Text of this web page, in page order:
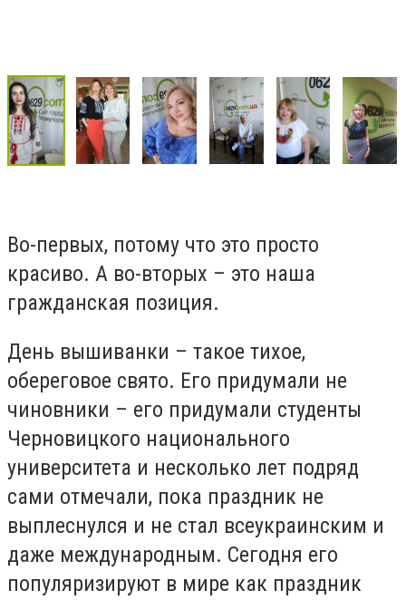
Во-первых, потому что это просто
красиво. А во-вторых – это наша
гражданская позиция.
День вышиванки – такое тихое,
обереговое свято. Его придумали не
чиновники – его придумали студенты
Черновицкого национального
университета и несколько лет подряд
сами отмечали, пока праздник не
выплеснулся и не стал всеукраинским и
даже международным. Сегодня его
популяризируют в мире как праздник